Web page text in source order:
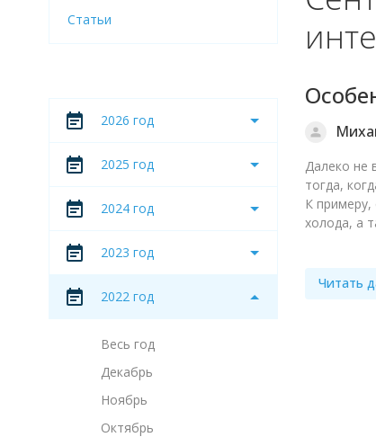
Далеко не
тогда,
К
холода, а
Читать
Статьи
2026 год
2025 год
2024 год
2023 год
2022 год
Весь год
Декабрь
Ноябрь
Октябрь